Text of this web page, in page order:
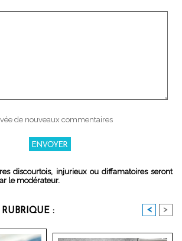
de nouveaux commentaires
discourtois, injurieux ou diffamatoires seront
le modérateur.
: < >